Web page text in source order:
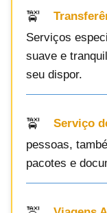
Serviços
suave e
seu dispor.
Serviço
pessoas,
pacotes e